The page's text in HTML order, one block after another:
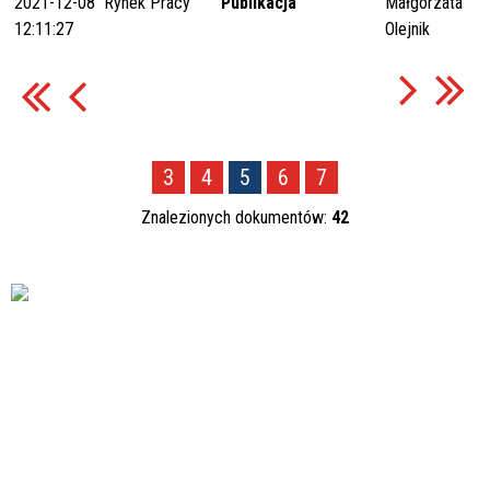
12:11:27
Olejnik
3 4 5 6 7
Znalezionych dokumentów: 42